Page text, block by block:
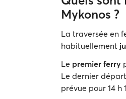
Mykonos ?
La traversée en
habituellement
Le premier ferry
Le dernier
prévue pour 14 h